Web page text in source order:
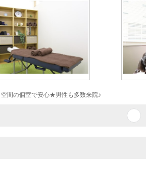
間の個室で安心★男性も多数来院♪